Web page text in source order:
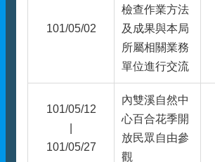
101/05/02
檢查作業方法
及成果與本局
所屬相關業務
單位進行交流
101/05/12
101/05/27
內雙溪自然中
心百合花季開
放民眾自由參
觀